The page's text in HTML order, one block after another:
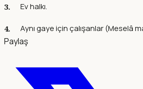
Ev halkı.
Aynı gaye için çalışanlar (Meselâ
Paylaş